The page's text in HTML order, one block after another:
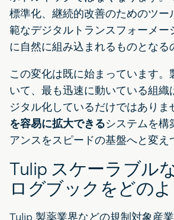
標準化、継続的改善のためのツー
範なデジタルトランスフォーメー
に自然に組み込まれるものとなる
この変化は既に始まっています。
いて、最も迅速に動いている組織
ジタル化しているだけではありま
を容易に拡大できるシステムを構
アンスをスピードの基盤へと変え
Tulip スケーラブル
ログブックをどの
Tulip 製薬業界などの規制対象産